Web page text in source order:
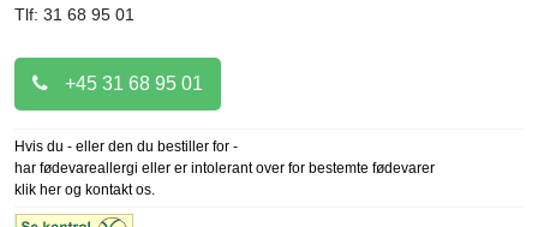
Tlf: 31 68 95 01
+45 31 68 95 01
Hvis du - eller den du bestiller for -
har fødevareallergi eller er intolerant over for bestemte fødevarer
klik her og kontakt os.